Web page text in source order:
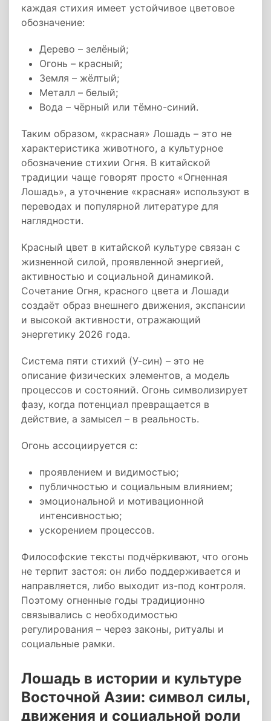
каждая стихия имеет устойчивое цветовое
обозначение:
Дерево – зелёный;
Огонь – красный;
Земля – жёлтый;
Металл – белый;
Вода – чёрный или тёмно-синий.
Таким образом, «красная» Лошадь – это не
характеристика животного, а культурное
обозначение стихии Огня. В китайской
традиции чаще говорят просто «Огненная
Лошадь», а уточнение «красная» используют в
переводах и популярной литературе для
наглядности.
Красный цвет в китайской культуре связан с
жизненной силой, проявленной энергией,
активностью и социальной динамикой.
Сочетание Огня, красного цвета и Лошади
создаёт образ внешнего движения, экспансии
и высокой активности, отражающий
энергетику 2026 года.
Система пяти стихий (У-син) – это не
описание физических элементов, а модель
процессов и состояний. Огонь символизирует
фазу, когда потенциал превращается в
действие, а замысел – в реальность.
Огонь ассоциируется с:
проявлением и видимостью;
публичностью и социальным влиянием;
эмоциональной и мотивационной
интенсивностью;
ускорением процессов.
Философские тексты подчёркивают, что огонь
не терпит застоя: он либо поддерживается и
направляется, либо выходит из-под контроля.
Поэтому огненные годы традиционно
связывались с необходимостью
регулирования – через законы, ритуалы и
социальные рамки.
Лошадь в истории и культуре
Восточной Азии: символ силы,
движения и социальной роли